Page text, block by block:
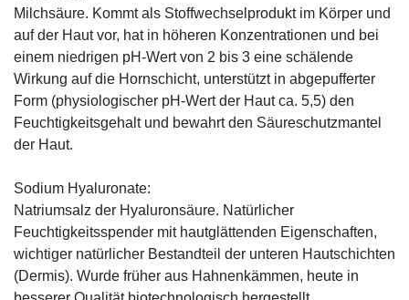
Milchsäure. Kommt als Stoffwechselprodukt im Körper und
auf der Haut vor, hat in höheren Konzentrationen und bei
einem niedrigen pH-Wert von 2 bis 3 eine schälende
Wirkung auf die Hornschicht, unterstützt in abgepufferter
Form (physiologischer pH-Wert der Haut ca. 5,5) den
Feuchtigkeitsgehalt und bewahrt den Säureschutzmantel
der Haut.
Sodium Hyaluronate:
Natriumsalz der Hyaluronsäure. Natürlicher
Feuchtigkeitsspender mit hautglättenden Eigenschaften,
wichtiger natürlicher Bestandteil der unteren Hautschichten
(Dermis). Wurde früher aus Hahnenkämmen, heute in